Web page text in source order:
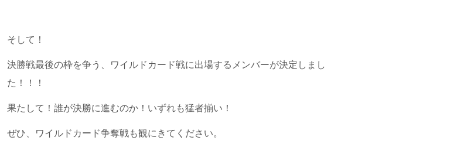
そして！
決勝戦最後の枠を争う、ワイルドカード戦に出場するメンバーが決定しまし
た！！！
果たして！誰が決勝に進むのか！いずれも猛者揃い！
ぜひ、ワイルドカード争奪戦も観にきてください。